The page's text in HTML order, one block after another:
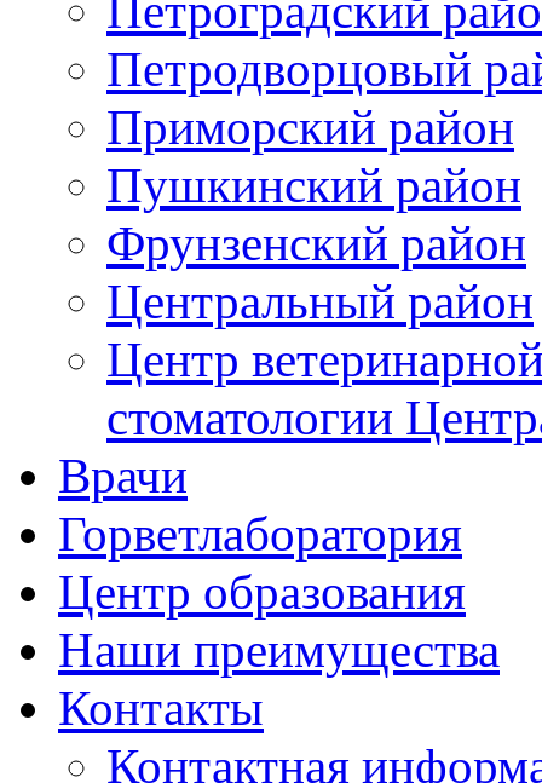
Петродворцовый
Приморский район
Пушкинский район
Фрунзенский район
Цeнтральный район
Центр
стоматологии
Врачи
Горветлаборатория
Центр образования
Наши преимущества
Контакты
Контактная